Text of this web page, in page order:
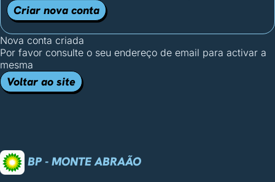
Criar nova conta
Nova conta criada
Por favor consulte o seu endereço de email para activar a
mesma
Voltar ao site
BP - MONTE ABRAÃO